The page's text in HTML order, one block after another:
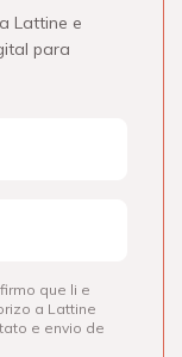
Lattine e
para
que li e
a Lattine
e envio de